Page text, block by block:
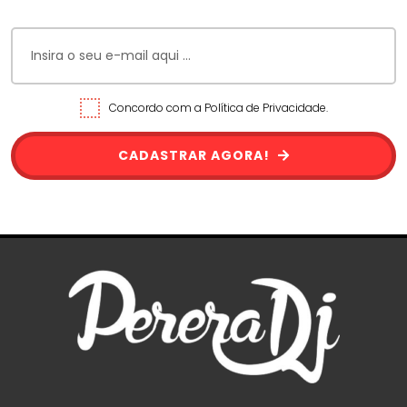
Concordo com a Política de Privacidade.
CADASTRAR AGORA!